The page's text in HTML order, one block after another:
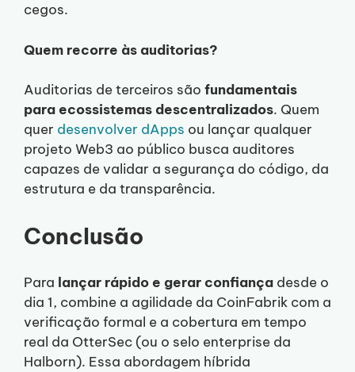
cegos.
Quem recorre às auditorias?
Auditorias de terceiros são fundamentais
para ecossistemas descentralizados. Quem
quer desenvolver dApps ou lançar qualquer
projeto Web3 ao público busca auditores
capazes de validar a segurança do código, da
estrutura e da transparência.
Conclusão
Para lançar rápido e gerar confiança desde o
dia 1, combine a agilidade da CoinFabrik com a
verificação formal e a cobertura em tempo
real da OtterSec (ou o selo enterprise da
Halborn). Essa abordagem híbrida